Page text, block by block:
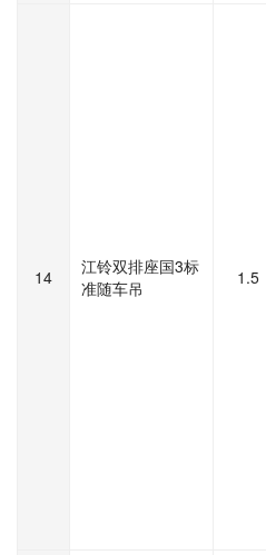
14
江铃双排座国3标
准随车吊
1.5